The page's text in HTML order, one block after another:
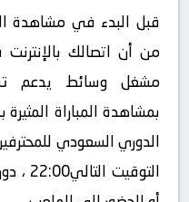
قبل البدء في مشاهدة
من أن اتصالك
مشغل وسائط يدعم
بمشاهدة المباراة